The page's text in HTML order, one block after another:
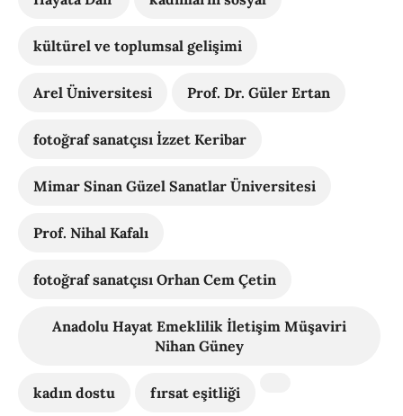
kültürel ve toplumsal gelişimi
Arel Üniversitesi Prof. Dr. Güler Ertan
fotoğraf sanatçısı İzzet Keribar
Mimar Sinan Güzel Sanatlar Üniversitesi
Prof. Nihal Kafalı
fotoğraf sanatçısı Orhan Cem Çetin
Anadolu Hayat Emeklilik İletişim Müşaviri
Nihan Güney
kadın dostu fırsat eşitliği